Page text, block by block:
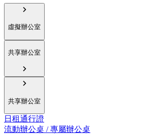
虛擬辦公室
共享辦公室
共享辦公室
日租通行證
流動辦公桌 / 專屬辦公桌